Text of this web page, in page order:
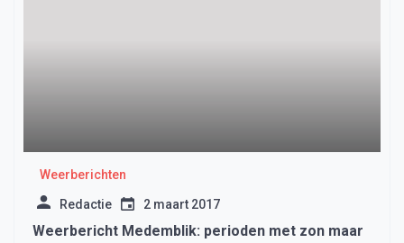
Weerberichten
Redactie 2 maart 2017
Weerbericht Medemblik: perioden met zon maar